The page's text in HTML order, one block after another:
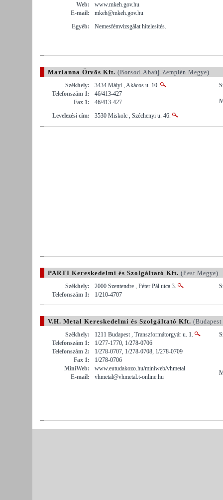
Web:
www.mkeh.gov.hu
E-mail:
mkeh@mkeh.gov.hu
Egyéb:
Nemesfémvizsgálat hitelesítés.
Marianna Ötvös Kft. (Borsod-Abaúj-Zemplén Megye)
Székhely:
3434 Mályi , Akácos u. 10.
Telefonszám 1:
46/413-427
Fax 1:
46/413-427
Levelezési cím:
3530 Miskolc , Széchenyi u. 46.
PARTI Kereskedelmi és Szolgáltató Kft. (Pest Megye)
Székhely:
2000 Szentendre , Péter Pál utca 3.
Telefonszám 1:
1/210-4707
V.H. Metal Kereskedelmi és Szolgáltató Kft.
Székhely:
1211 Budapest , Transzformátorgyár u. 1.
Telefonszám 1:
1/277-1770, 1/278-0706
Telefonszám 2:
1/278-0707, 1/278-0708, 1/278-0709
Fax 1:
1/278-0706
MiniWeb:
www.eutudakozo.hu/miniweb/vhmetal
E-mail:
vhmetal@vhmetal.t-online.hu